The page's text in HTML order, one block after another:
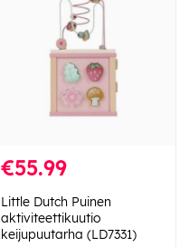
€55.99
Little Dutch Puinen
aktiviteettikuutio
keijupuutarha (LD7331)